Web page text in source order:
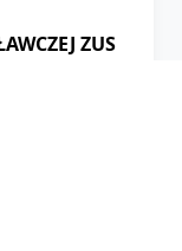
ZUS